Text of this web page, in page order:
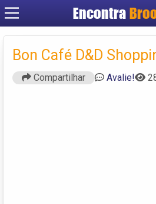
Encontra
Criar
Bon Café D&D
Compartilhar Avalie!